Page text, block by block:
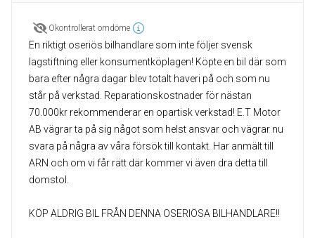
Okontrollerat omdöme
En riktigt oseriös bilhandlare som inte följer svensk
lagstiftning eller konsumentköplagen! Köpte en bil där som
bara efter några dagar blev totalt haveri på och som nu
står på verkstad. Reparationskostnader för nästan
70.000kr rekommenderar en opartisk verkstad! E.T Motor
AB vägrar ta på sig något som helst ansvar och vägrar nu
svara på några av våra försök till kontakt. Har anmält till
ARN och om vi får rätt där kommer vi även dra detta till
domstol.
KÖP ALDRIG BIL FRÅN DENNA OSERIÖSA BILHANDLARE!!